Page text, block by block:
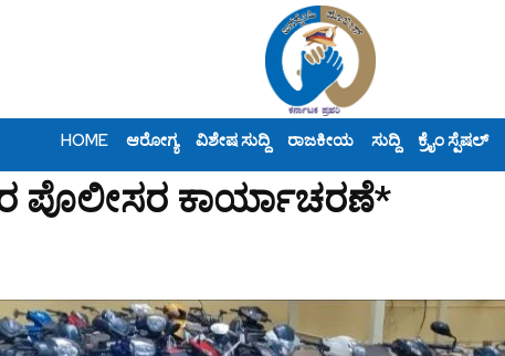
HOME ಆರೋಗ್ಯ ವಿಶೇಷ ಸುದ್ದಿ ರಾಜಕೀಯ ಸುದ್ದಿ ಕ್ರೈಂ ಸ್ಪೆಷಲ್
ಪೊಲೀಸರ ಕಾರ್ಯಾಚರಣೆ*